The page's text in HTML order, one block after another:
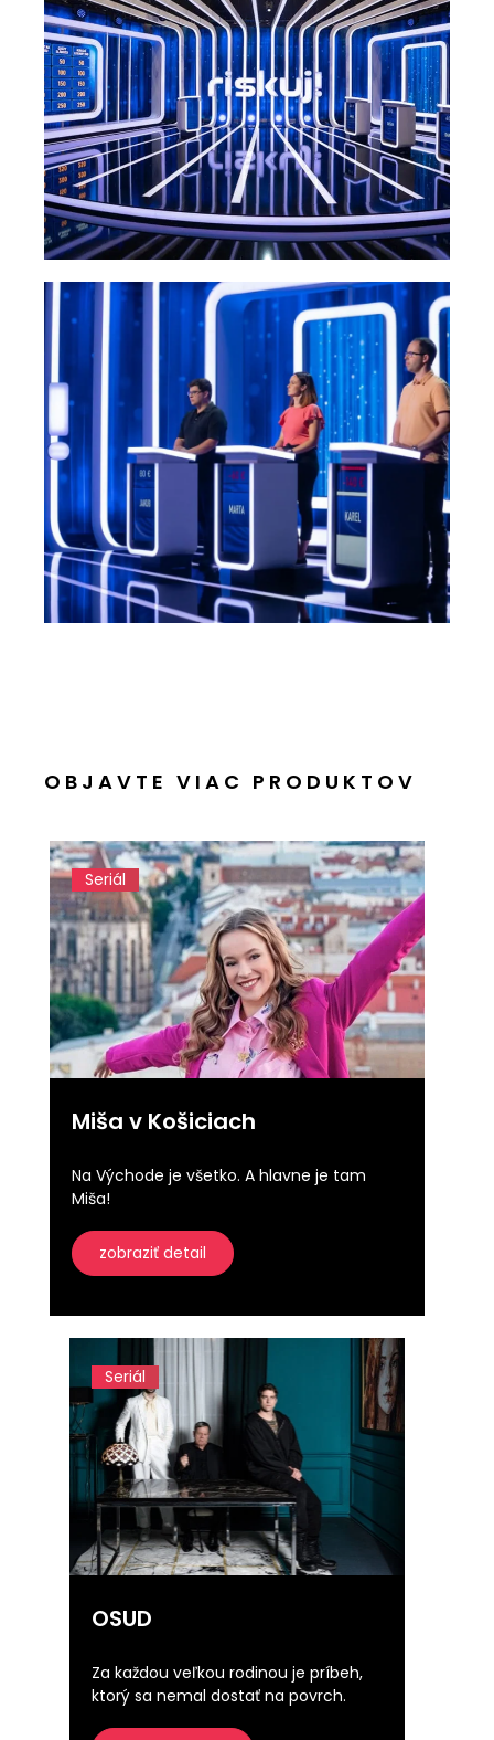
OBJAVTE VIAC PRODUKTOV
Seriál
Miša v Košiciach
Na Východe je všetko. A hlavne je tam
Miša!
zobraziť detail
Seriál
OSUD
Za každou veľkou rodinou je príbeh,
ktorý sa nemal dostať na povrch.